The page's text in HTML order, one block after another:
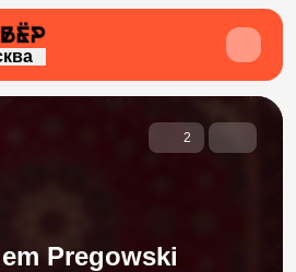
2
Pregowski